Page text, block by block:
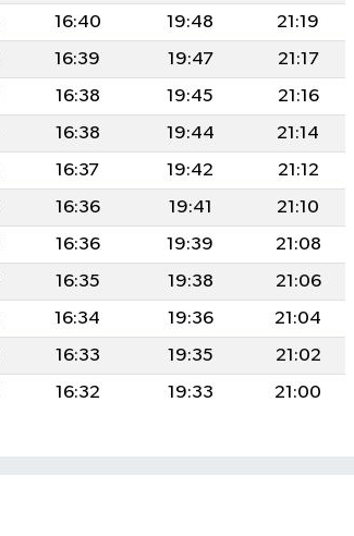
16:40 19:48
21:19
16:39 19:47
21:17
16:38 19:45
21:16
16:38 19:44
21:14
16:37 19:42
21:12
16:36 19:41
21:10
16:36 19:39
21:08
16:35 19:38
21:06
16:34 19:36
21:04
16:33 19:35
21:02
16:32 19:33 21:00